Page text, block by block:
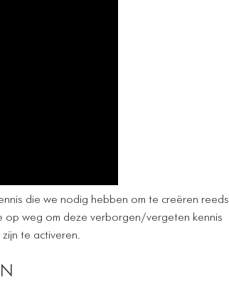
die we nodig hebben om te creëren reeds
op weg om deze verborgen/vergeten kennis
te activeren.